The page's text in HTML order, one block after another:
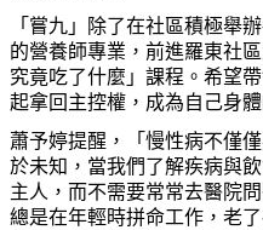
「嘗九」除了在社區積極舉
的營養師專業，前進羅東社
究竟吃了什麼」課程。希望
起拿回主控權，成為自己身體
蕭予婷提醒，「慢性病不僅
於未知，當我們了解疾病與
主人，而不需要常常去醫院
總是在年輕時拼命工作，老